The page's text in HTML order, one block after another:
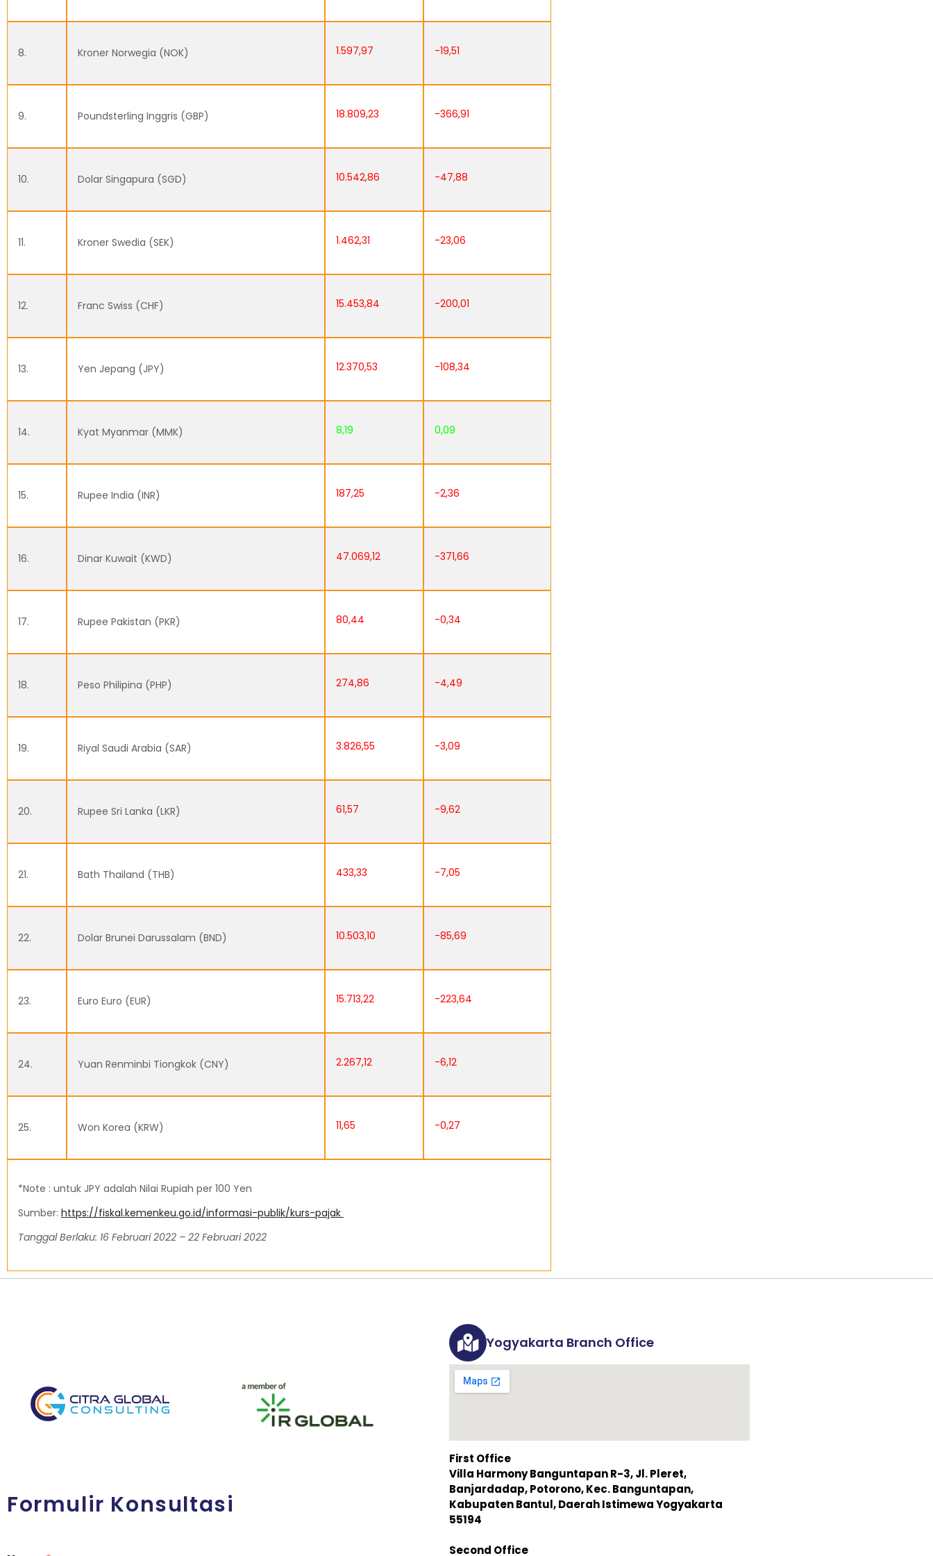
8. Kroner Norwegia (NOK) 1.597,97 -19,51
9. Poundsterling Inggris (GBP) 18.809,23 -366,91
10. Dolar Singapura (SGD) 10.542,86 -47,88
11. Kroner Swedia (SEK) 1.462,31 -23,06
12. Franc Swiss (CHF) 15.453,84 -200,01
13. Yen Jepang (JPY) 12.370,53 -108,34
14. Kyat Myanmar (MMK) 8,19 0,09
15. Rupee India (INR) 187,25 -2,36
16. Dinar Kuwait (KWD) 47.069,12 -371,66
17. Rupee Pakistan (PKR) 80,44 -0,34
18. Peso Philipina (PHP) 274,86 -4,49
19. Riyal Saudi Arabia (SAR) 3.826,55 -3,09
20. Rupee Sri Lanka (LKR) 61,57 -9,62
21. Bath Thailand (THB) 433,33 -7,05
22. Dolar Brunei Darussalam (BND) 10.503,10 -85,69
23. Euro Euro (EUR) 15.713,22 -223,64
24. Yuan Renminbi Tiongkok (CNY) 2.267,12 -6,12
25. Won Korea (KRW) 11,65 -0,27
*Note : untuk JPY adalah Nilai Rupiah per 100 Yen
Sumber: https://fiskal.kemenkeu.go.id/informasi-publik/kurs-pajak
Tanggal Berlaku: 16 Februari 2022 – 22 Februari 2022
Formulir Konsultasi
Yogyakarta Branch Office
First Office
Villa Harmony Banguntapan R-3, Jl. Pleret,
Banjardadap, Potorono, Kec. Banguntapan,
Kabupaten Bantul, Daerah Istimewa Yogyakarta
55194
Second Office